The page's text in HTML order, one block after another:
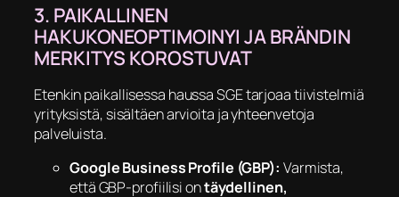
​3. PAIKALLINEN
HAKUKONEOPTIMOINYI JA BRÄNDIN
MERKITYS KOROSTUVAT
​Etenkin paikallisessa haussa SGE tarjoaa tiivistelmiä
yrityksistä, sisältäen arvioita ja yhteenvetoja
palveluista.
Google Business Profile (GBP): Varmista,
että GBP-profiilisi ontäydellinen,